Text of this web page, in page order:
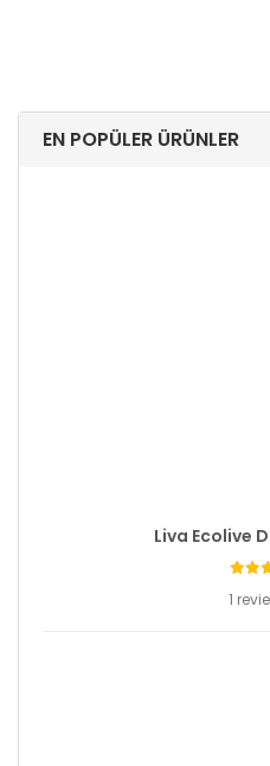
EN POPÜLER ÜRÜNLER
Liva Ecolive
1